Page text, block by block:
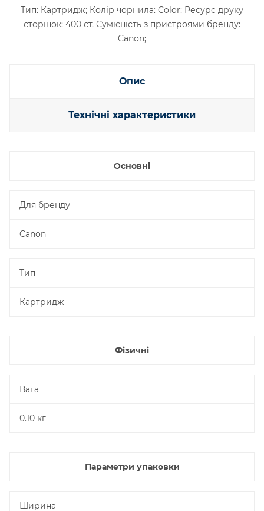
Тип: Картридж; Колір чорнила: Color; Ресурс друку
сторінок: 400 ст. Сумісність з пристроями бренду:
Canon;
Опис
Технічні характеристики
Основні
Для бренду
Canon
Тип
Картридж
Фізичні
Вага
0.10 кг
Параметри упаковки
Ширина